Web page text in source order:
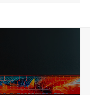
收别放到最后